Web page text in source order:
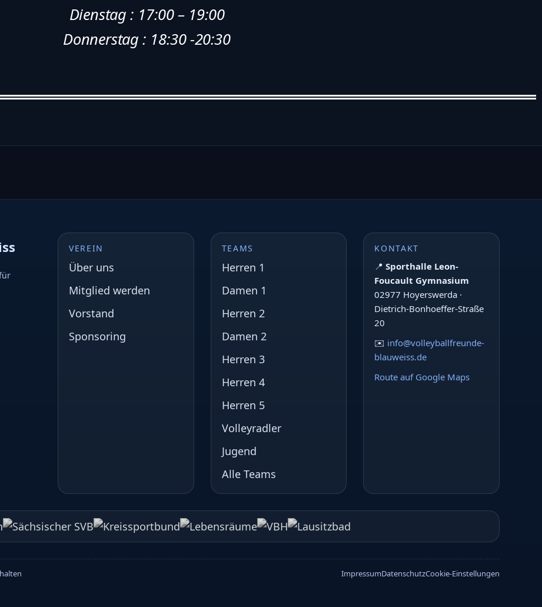
Dienstag : 17:00 – 19:00
Donnerstag : 18:30 -20:30
VEREIN
Über uns
Mitglied werden
Vorstand
Sponsoring
TEAMS
Herren 1
Damen 1
Herren 2
Damen 2
Herren 3
Herren 4
Herren 5
Volleyradler
Jugend
Alle Teams
KONTAKT
📍Sporthalle Leon-
Foucault Gymnasium
02977 Hoyerswerda ·
Dietrich-Bonhoeffer-Straße
20
✉️ info@volleyballfreunde-
blauweiss.de
Route auf Google Maps
ImpressumDatenschutzCookie-Einstellungen